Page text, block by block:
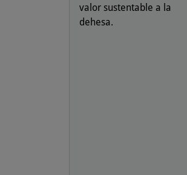
valor sustentable a la
dehesa.